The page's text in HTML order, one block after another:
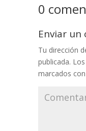
0
Enviar
Tu dirección
publicada.
marcados con